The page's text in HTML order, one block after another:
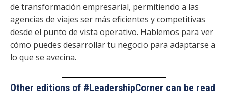
de transformación empresarial, permitiendo a las
agencias de viajes ser más eficientes y competitivas
desde el punto de vista operativo. Hablemos para ver
cómo puedes desarrollar tu negocio para adaptarse a
lo que se avecina.
Other editions of #LeadershipCorner can be read